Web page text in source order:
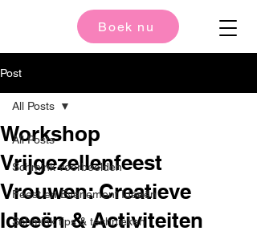
Boek nu
Post
All Posts
Schmink voorbeelden
Feest en Evenement Ideeën
Schmink tips & technieken
All Posts
Workshop
Vrijgezellenfeest
Vrouwen: Creatieve
Ideeën & Activiteiten